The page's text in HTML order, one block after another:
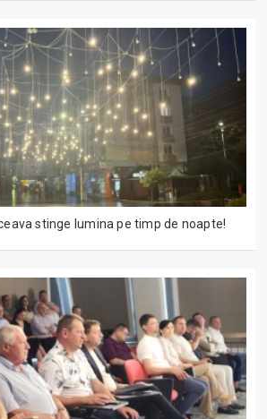
stinge lumina pe timp de noapte!